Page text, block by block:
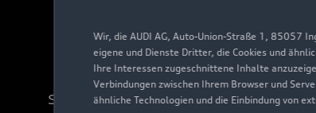
Wir, die AUDI AG, Auto-Union-Straße 1, 85057
eigene und Dienste Dritter, die Cookies und
Ihre Interessen zugeschnittene Inhalte
Verbindungen zwischen Ihrem Browser und
ähnliche Technologien und die Einbindung von
Support